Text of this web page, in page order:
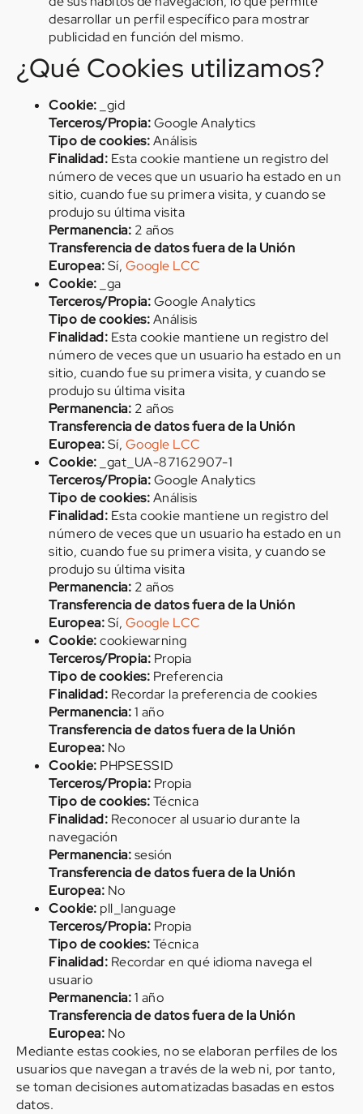
desarrollar un perfil específico para mostrar
publicidad en función del mismo.
¿Qué Cookies utilizamos?
Cookie: _gid
Terceros/Propia:Google Analytics
Tipo de cookies:Análisis
Finalidad: Esta cookie mantiene un registro del
número de veces que un usuario ha estado en un
sitio, cuando fue su primera visita, y cuando se
produjo su última visita
Permanencia: 2 años
Transferencia de datos fuera de la Unión
Europea:Sí, Google LCC
Cookie: _ga
Terceros/Propia:Google Analytics
Tipo de cookies:Análisis
Finalidad: Esta cookie mantiene un registro del
número de veces que un usuario ha estado en un
sitio, cuando fue su primera visita, y cuando se
produjo su última visita
Permanencia: 2 años
Transferencia de datos fuera de la Unión
Europea:Sí, Google LCC
Cookie: _gat_UA-87162907-1
Terceros/Propia:Google Analytics
Tipo de cookies:Análisis
Finalidad: Esta cookie mantiene un registro del
número de veces que un usuario ha estado en un
sitio, cuando fue su primera visita, y cuando se
produjo su última visita
Permanencia: 2 años
Transferencia de datos fuera de la Unión
Europea:Sí, Google LCC
Cookie:cookiewarning
Terceros/Propia: Propia
Tipo de cookies: Preferencia
Finalidad: Recordar la preferencia de cookies
Permanencia:1 año
Transferencia de datos fuera de la Unión
Europea: No
Cookie: PHPSESSID
Terceros/Propia: Propia
Tipo de cookies:Técnica
Finalidad: Reconocer al usuario durante la
navegación
Permanencia:sesión
Transferencia de datos fuera de la Unión
Europea: No
Cookie: pll_language
Terceros/Propia: Propia
Tipo de cookies:Técnica
Finalidad: Recordar en qué idioma navega el
usuario
Permanencia:1 año
Transferencia de datos fuera de la Unión
Europea: No
Mediante estas cookies, no se elaboran perfiles de los
usuarios que navegan a través de la web ni, por tanto,
se toman decisiones automatizadas basadas en estos
datos.